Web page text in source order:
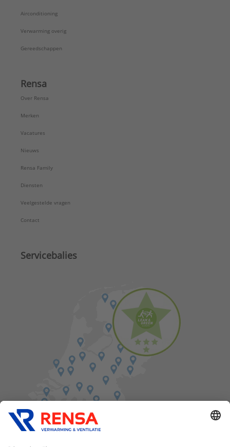
Airconditioning
Verwarming overig
Gereedschappen
Rensa
Over Rensa
Merken
Vacatures
Nieuws
Rensa Family
Diensten
Veelgestelde vragen
Contact
Servicebalies